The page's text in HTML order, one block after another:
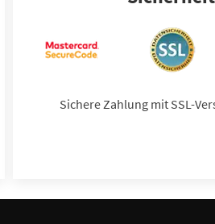
Sichere Zahlung mit SSL-